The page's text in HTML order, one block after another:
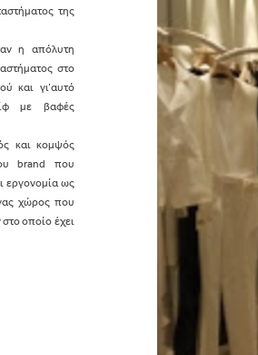
της
η απόλυτη
στο
και γι’αυτό
με βαφές
και κομψός
brand που
εργονομία ως
χώρος που
οποίο έχει